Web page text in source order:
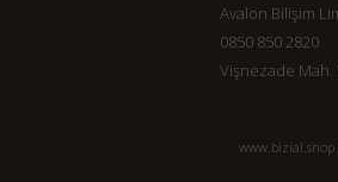
Avalon Bilişim
0850 850 2820
Vişnezade Mah.